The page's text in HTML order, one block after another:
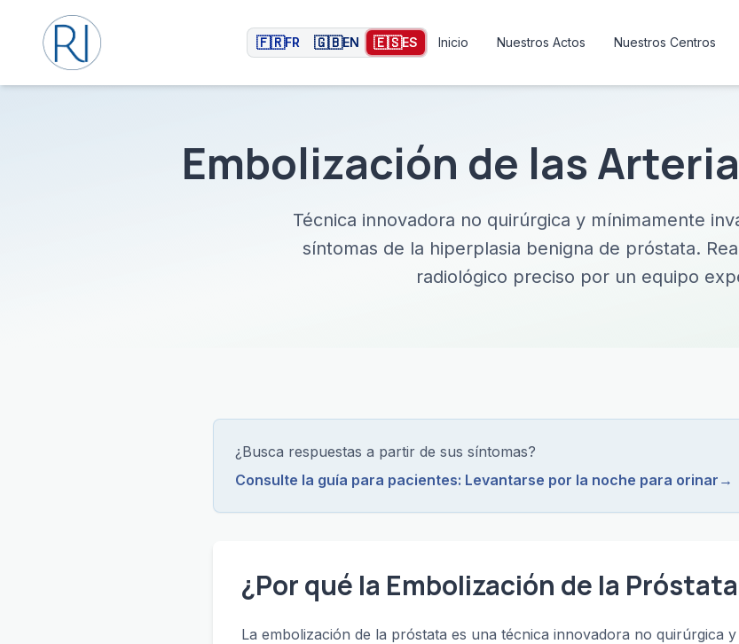
🇫🇷FR 🇬🇧EN 🇪🇸ES Inicio Nuestros Actos Nuestros Centros
Embolización de las
Técnica innovadora no quirúrgica y mínimamente
síntomas de la hiperplasia benigna de próstata.
radiológico preciso por un equipo
¿Busca respuestas a partir de sus síntomas?
Consulte la guía para pacientes: Levantarse por la noche para orinar →
¿Por qué la Embolización de la
La embolización de la próstata es una técnica innovadora no quirúrgica